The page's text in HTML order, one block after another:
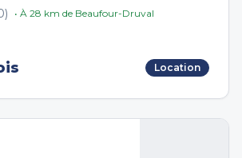
) • À 28 km de Beaufour-Druval
Location